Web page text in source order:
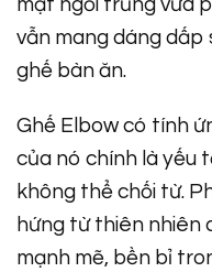
vẫn mang dáng
ghế bàn ăn.
Ghế Elbow có tính
của nó chính là yếu
không thể chối từ.
hứng từ thiên nhiên
mạnh mẽ, bền bỉ